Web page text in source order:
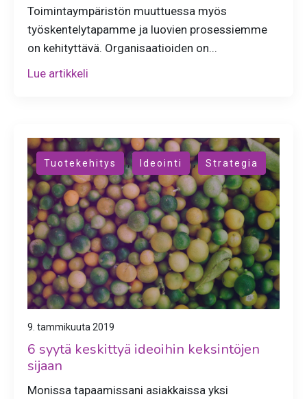
Toimintaympäristön muuttuessa myös
työskentelytapamme ja luovien prosessiemme
on kehityttävä. Organisaatioiden on...
Lue artikkeli
Tuotekehitys , Ideointi , Strategia
9. tammikuuta 2019
6 syytä keskittyä ideoihin keksintöjen
sijaan
Monissa tapaamissani asiakkaissa yksi